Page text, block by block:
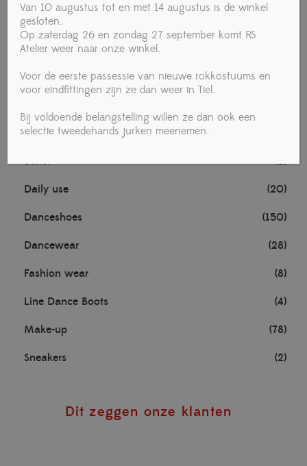
TECHNISCHE MATERIALEN
Towa handschoenen
Voedingsmiddelen
Accessories
Ballet (1)
Daily use (20)
Danceshoes (150)
Dancewear (28)
Fashion wear (8)
Line Dance Boots (4)
Make-up (78)
Sneakers (2)
Dit zeggen onze klanten
Van 10 augustus tot en met 14 augustus is de winkel
gesloten.
Op zaterdag 26 en zondag 27 september komt RS
Atelier weer naar onze winkel.
Voor de eerste passessie van nieuwe rokkostuums en
voor eindfittingen zijn ze dan weer in Tiel.
Bij voldoende belangstelling willen ze dan ook een
selectie tweedehands jurken meenemen.